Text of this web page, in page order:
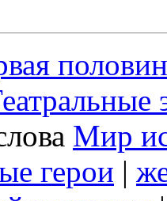
Мир
герои |